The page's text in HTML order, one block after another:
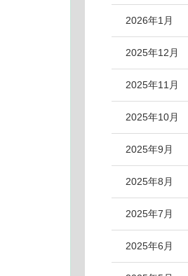
2026年1月
2025年12月
2025年11月
2025年10月
2025年9月
2025年8月
2025年7月
2025年6月